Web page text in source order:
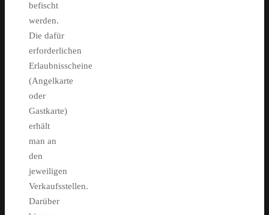
befischt
werden.
Die dafür
erforderlichen
Erlaubnisscheine
(Angelkarte
oder
Gastkarte)
erhält
man an
den
jeweiligen
Verkaufsstellen.
Darüber